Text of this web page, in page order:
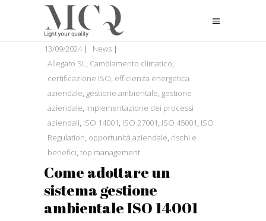
13/09/2024
News
Allegato SL, Cambiamento climatico,
certificazione ISO, efficienza energetica
aziendale, gestione ambientale, gestione
aziendale, implementazione dei processi
aziendali, ISO 14001, ISO 27001, ISO 45001, ISO
Regulation, opportunità aziendale, rischi e
benefici,top management
Come adottare un
sistema gestione
ambientale ISO 14001